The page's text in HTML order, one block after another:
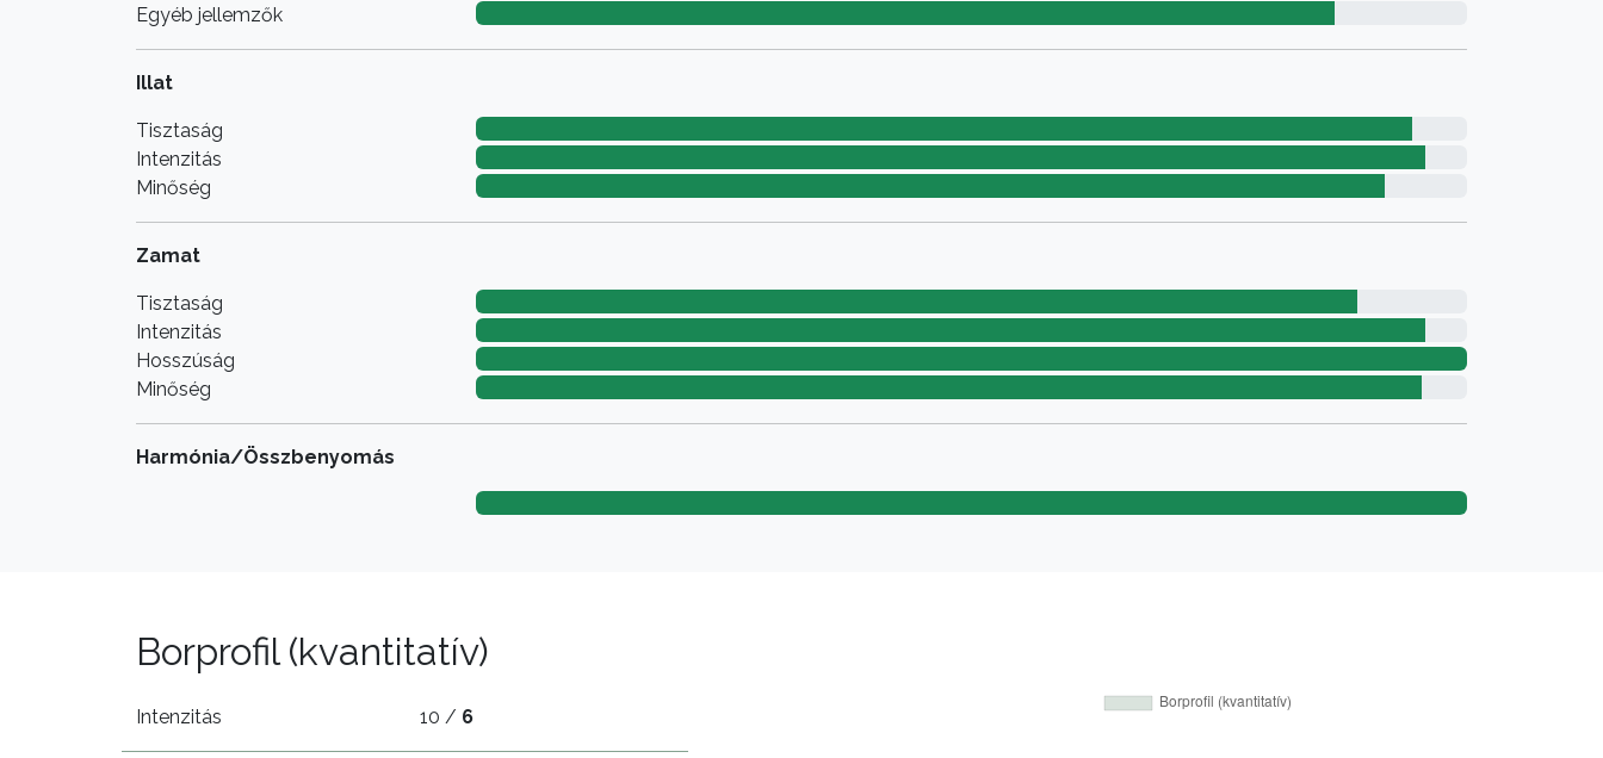
Egyéb jellemzők
Illat
Tisztaság
Intenzitás
Minőség
Zamat
Tisztaság
Intenzitás
Hosszúság
Minőség
Harmónia/Összbenyomás
Borprofil (kvantitatív)
Intenzitás 10 / 6